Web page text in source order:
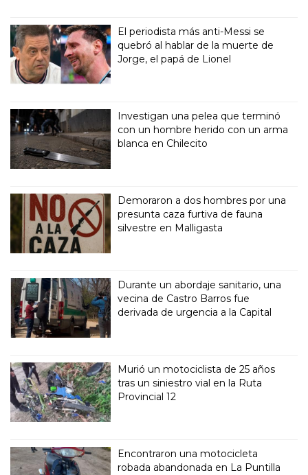
El periodista más anti-Messi se
quebró al hablar de la muerte de
Jorge, el papá de Lionel
Investigan una pelea que terminó
con un hombre herido con un arma
blanca en Chilecito
Demoraron a dos hombres por una
presunta caza furtiva de fauna
silvestre en Malligasta
Durante un abordaje sanitario, una
vecina de Castro Barros fue
derivada de urgencia a la Capital
Murió un motociclista de 25 años
tras un siniestro vial en la Ruta
Provincial 12
Encontraron una motocicleta
robada abandonada en La Puntilla